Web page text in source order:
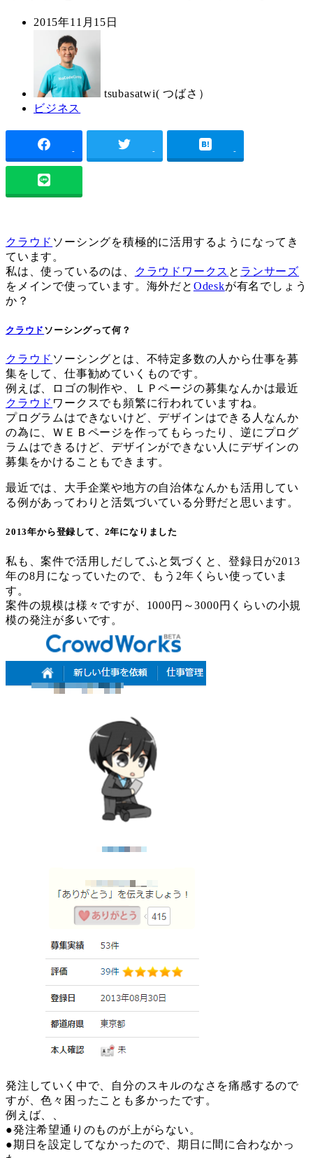
投
2015年11月15日
tsubasatwi( つばさ）
カ
ゴ
リ
ー
ビジネス
- - -
クラウド ソーシングを積極的に活用するようになってき
ています。
私は、使っているのは、
クラウドワークス と ランサーズ
をメインで使っています。海外だと Odeskが有名でしょう
か？
クラウド ソーシングって何？
クラウド ソーシングとは、不特定多数の人から仕事を募
集をして、仕事勧めていくものです。
例えば、ロゴの制作や、ＬＰページの募集なんかは最近
クラウド ワークスでも頻繁に行われていますね。
プログラムはできないけど、デザインはできる人なんか
の為に、ＷＥＢページを作ってもらったり、逆にプログ
ラムはできるけど、デザインができない人にデザインの
募集をかけることもできます。
最近では、大手企業や地方の自治体なんかも活用してい
る例があってわりと活気づいている分野だと思います。
2013年から登録して、2年になりました
私も、案件で活用しだしてふと気づくと、登録日が2013
年の8月になっていたので、もう2年くらい使っていま
す。
案件の規模は様々ですが、1000円～3000円くらいの小規
模の発注が多いです。
発注していく中で、自分のスキルのなさを痛感するので
すが、色々困ったことも多かったです。
例えば、、
●発注希望通りのものが上がらない。
●期日を設定してなかったので、期日に間に合わなかっ